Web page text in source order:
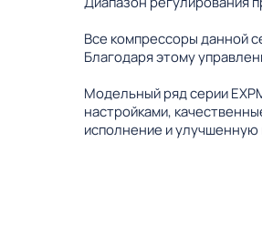
Все компрессоры данной
Благодаря этому
Модельный ряд серии
настройками,
исполнение и